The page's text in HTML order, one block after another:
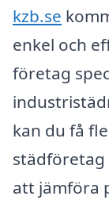
kzb.se
enkel och
företag
kan du få
att jämföra